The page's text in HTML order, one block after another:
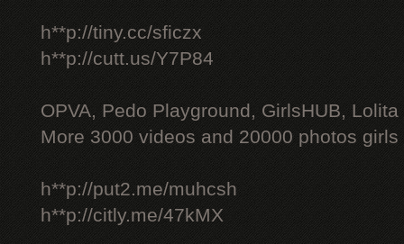
h**p://tiny.cc/sficzx
h**p://cutt.us/Y7P84
OPVA, Pedo Playground, GirlsHUB, Lolita
More 3000 videos and 20000 photos
h**p://put2.me/muhcsh
h**p://citly.me/47kMX